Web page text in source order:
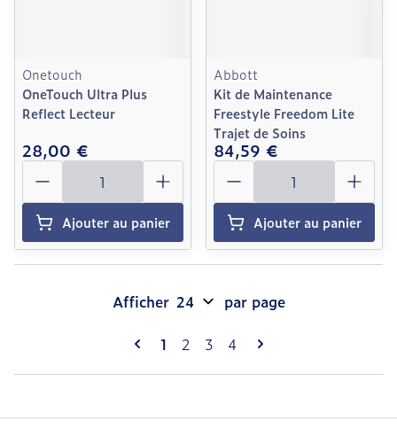
Onetouch
OneTouch Ultra Plus
Reflect Lecteur
28,00 €
Quantité
Ajouter au panier
Abbott
Kit de Maintenance
Freestyle Freedom Lite
Trajet de Soins
84,59 €
Quantité
Ajouter au panier
Pages
Vous lisez actuellement la page
1 Page
2 Page
3 Page
4
Afficher par page